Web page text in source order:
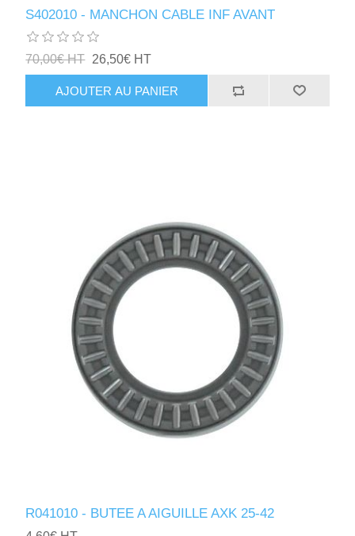
S402010 - MANCHON CABLE INF AVANT
70,00€ HT 26,50€ HT
AJOUTER AU PANIER
R041010 - BUTEE A AIGUILLE AXK 25-42